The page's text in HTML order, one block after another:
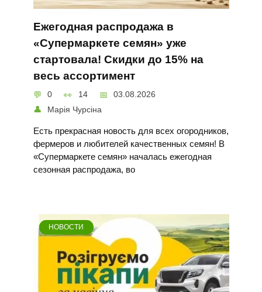
Ежегодная распродажа в
«Супермаркете семян» уже
стартовала! Скидки до 15% на
весь ассортимент
0 14
03.08.2026
Марія Чурсіна
Есть прекрасная новость для всех огородников,
фермеров и любителей качественных семян! В
«Супермаркете семян» началась ежегодная
сезонная распродажа, во
НОВОСТИ